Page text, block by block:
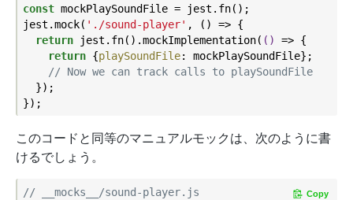
const mockPlaySoundFile = jest.fn();
jest.mock( './sound-player' , () => {
return jest.fn().mockImplementation( () => {
return {playSoundFile: mockPlaySoundFile};
// Now we can track calls to playSoundFile
  });
このコードと同等のマニュアルモックは、次のように書
けるでしょう。
// __mocks__/sound-player.js Copy